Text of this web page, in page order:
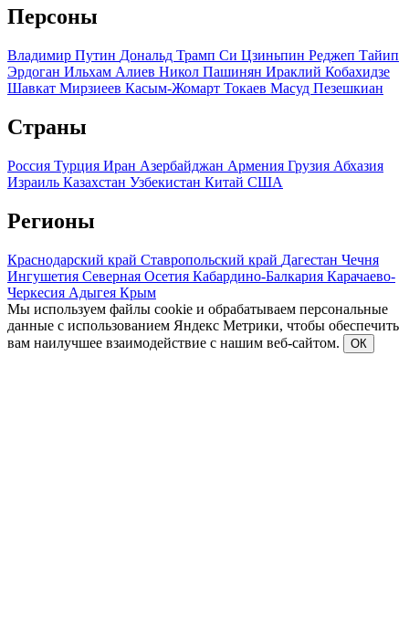
Персоны
Владимир Путин Дональд Трамп Си Цзиньпин Реджеп Тайип
Эрдоган Ильхам Алиев Никол Пашинян Ираклий Кобахидзе
Шавкат Мирзиеев Касым-Жомарт Токаев Масуд Пезешкиан
Страны
Россия Турция Иран Азербайджан Армения Грузия Абхазия
Израиль Казахстан Узбекистан Китай США
Регионы
Краснодарский край Ставропольский край Дагестан Чечня
Ингушетия Северная Осетия Кабардино-Балкария Карачаево-
Черкесия Адыгея Крым
Мы используем файлы cookie и обрабатываем персональные
данные с использованием Яндекс Метрики, чтобы обеспечить
вам наилучшее взаимодействие с нашим веб-сайтом.
ОК